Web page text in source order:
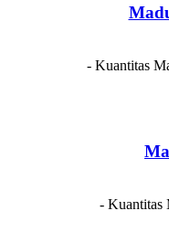
- Kuantitas
- Kuantitas